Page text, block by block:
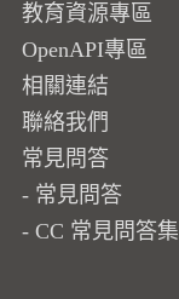
教育資源專區
OpenAPI專區
相關連結
聯絡我們
常見問答
常見問答
CC 常見問答集